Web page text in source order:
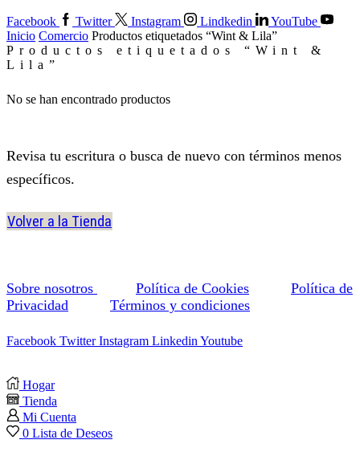
Facebook Twitter Instagram Lindkedin
YouTube
Inicio Comercio Productos etiquetados “Wint & Lila”
Productos etiquetados “Wint &
Lila”
No se han encontrado productos
Revisa tu escritura o busca de nuevo con términos menos
específicos.
Volver a la Tienda
Sobre nosotros Política de Cookies
Política de
Privacidad
Términos y condiciones
Facebook Twitter Instagram Linkedin Youtube
Hogar
Tienda
Mi Cuenta
0 Lista de Deseos